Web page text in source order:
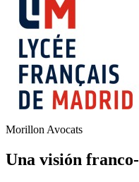
Morillon Avocats
Una visión